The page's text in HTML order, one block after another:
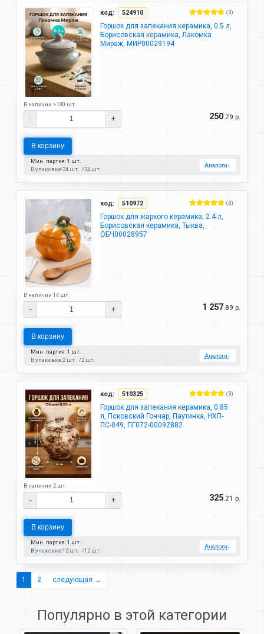
код: 524910 (3)
Горшок для запекания керамика, 0.5 л,
Борисовская керамика, Лакомка
Мираж, МИР00029194
В наличии >100 шт.
- + 250 .79 р.
В корзину
Мин. партия: 1 шт.
В упаковке:24 шт. 24 шт.
Аналоги↓
код: 510972 (3)
Горшок для жаркого керамика, 2.4 л,
Борисовская керамика, Тыква,
ОБЧ00028957
В наличии 14 шт.
- + 1 257 .89 р.
В корзину
Мин. партия: 1 шт.
В упаковке:2 шт. 2 шт.
Аналоги↓
код: 510325 (3)
Горшок для запекания керамика, 0.85
л, Псковский Гончар, Паутинка, НХП-
ПС-049, ПГ072-00092882
В наличии 2 шт.
- + 325 .21 р.
В корзину
Мин. партия: 1 шт.
В упаковке:12 шт. 12 шт.
Аналоги↓
1 2 следующая →
Популярно в этой категории